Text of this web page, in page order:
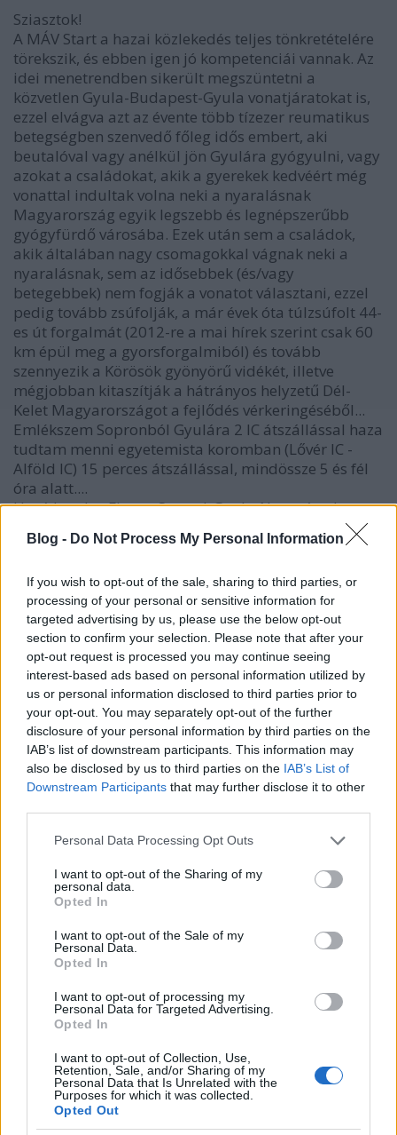
Blog - Do Not Process My Personal Information
If you wish to opt-out of the sale, sharing to third parties, or
processing of your personal or sensitive information for
targeted advertising by us, please use the below opt-out
section to confirm your selection. Please note that after your
opt-out request is processed you may continue seeing
interest-based ads based on personal information utilized by
us or personal information disclosed to third parties prior to
your opt-out. You may separately opt-out of the further
disclosure of your personal information by third parties on the
IAB’s list of downstream participants. This information may
also be disclosed by us to third parties on the IAB’s List of
Downstream Participants that may further disclose it to other
Please note that this website/app uses one or more Google
not limited to your visit or usage behaviour. You may click to
grant or deny consent to Google and its third-party tags to
use your data for below specified purposes in below Google
consent section.
Personal Data Processing Opt Outs
I want to opt-out of the Sharing of my
personal data.
Opted In
I want to opt-out of the Sale of my
Personal Data.
Opted In
I want to opt-out of processing my
Personal Data for Targeted Advertising.
Opted In
I want to opt-out of Collection, Use,
Retention, Sale, and/or Sharing of my
Personal Data that Is Unrelated with the
Purposes for which it was collected.
Opted Out
Sziasztok!
A MÁV Start a hazai közlekedés teljes tönkretételére
törekszik, és ebben igen jó kompetenciái vannak. Az
idei menetrendben sikerült megszüntetni a
közvetlen Gyula-Budapest-Gyula vonatjáratokat is,
ezzel elvágva azt az évente több tízezer reumatikus
betegségben szenvedő főleg idős embert, aki
beutalóval vagy anélkül jön Gyulára gyógyulni, vagy
azokat a családokat, akik a gyerekek kedvéért még
vonattal indultak volna neki a nyaralásnak
Magyarország egyik legszebb és legnépszerűbb
gyógyfürdő városába. Ezek után sem a családok,
akik általában nagy csomagokkal vágnak neki a
nyaralásnak, sem az idősebbek (és/vagy
betegebbek) nem fogják a vonatot választani, ezzel
pedig tovább zsúfolják, a már évek óta túlzsúfolt 44-
es út forgalmát (2012-re a mai hírek szerint csak 60
km épül meg a gyorsforgalmiból) és tovább
szennyezik a Körösök gyönyörű vidékét, illetve
mégjobban kitaszítják a hátrányos helyzetű Dél-
Kelet Magyarországot a fejlődés vérkeringéséből...
Emlékszem Sopronból Gyulára 2 IC átszállással haza
tudtam menni egyetemista koromban (Lővér IC -
Alföld IC) 15 perces átszállással, mindössze 5 és fél
óra alatt....
Hová lettek a Fiume-Szeged-Gyula-Nagyvárad
Üdvözlettel
Sáfi
Sil
17 éve
Én bajai vagyok, és különösen a 19:10-kor a Déliből
visszafelé induló, közvetlen vonat megszüntetése fáj.
Ezzel szoktam hazajönni, ha Pesten van programom,
többnyire szombati napokon. Most maradt (csak
vasárnaponként!) a busz, indulhatok 5 előtt (még
vonat, igaz, Szekszárdig vagy Bajáig általában már
világítás/nem volt fűtés, de legalább a lehetőség
megvolt. :(
napi pár IC/IP (sárbogárdi átszállással), a többi meg
Kiskunfélegyháza(!) felé megy, minimum 1
azért pénzben sem mindegy. :/ Komolyan,
megláttam az új menetrendet, és elkeseredtem.
Gondolom, nem vagyok ezzel egyedül. :(
Seth_
17 éve